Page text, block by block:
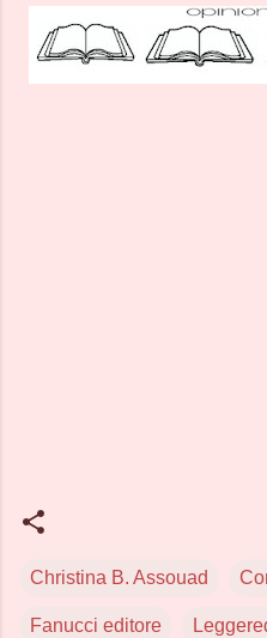
Christina B. Assouad
Fanucci editore